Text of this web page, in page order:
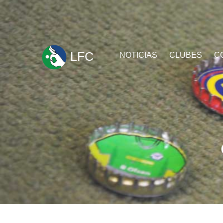
ir
al
contenido
LFC NOTICIAS CLUBES